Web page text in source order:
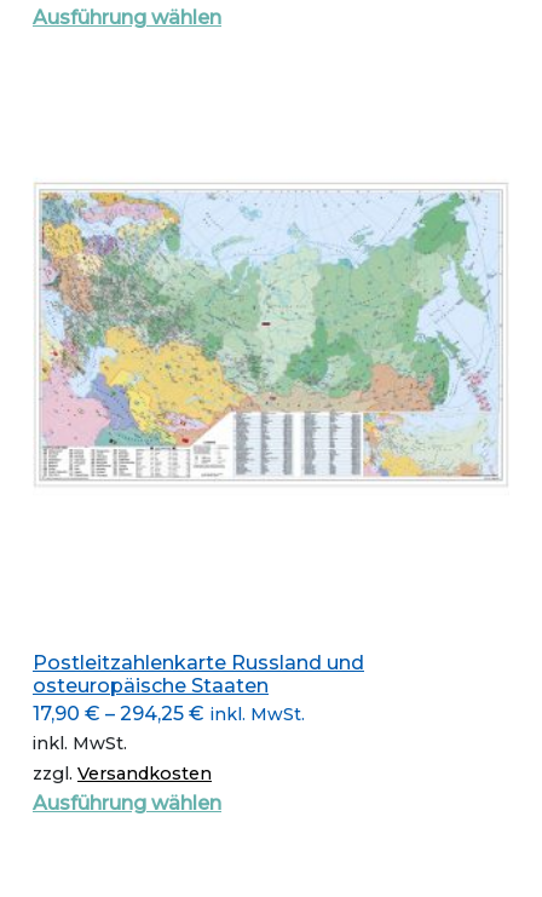
Ausführung wählenDieses
Die
Optionen
können
auf
der
Produktseite
gewählt
werden
Postleitzahlenkarte Russland und
osteuropäische Staaten
17,90 € – 294,25 € inkl. MwSt.
inkl. MwSt.
zzgl. Versandkosten
Ausführung wählenDieses